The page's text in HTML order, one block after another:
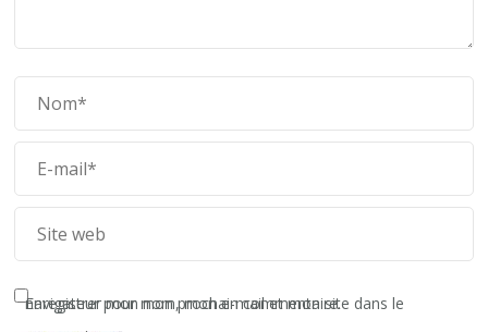
Enregistrer mon nom, mon e-mail et mon site dans le navigateur pour mon prochain commentaire.